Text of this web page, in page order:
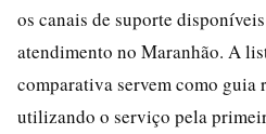
os canais de suporte
atendimento no Maranhão. A
comparativa servem como guia
utilizando o serviço pela